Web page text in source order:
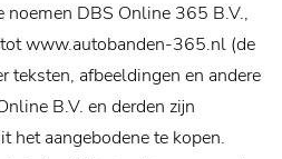
noemen DBS Online 365 B.V.,
www.autobanden-365.nl (de
teksten, afbeeldingen en andere
B.V. en derden zijn
het aangebodene te kopen.